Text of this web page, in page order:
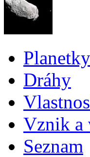
Planetky
Dráhy
Vznik a
Seznam